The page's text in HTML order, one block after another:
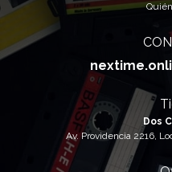
Dos
Av. Providencia 2216,